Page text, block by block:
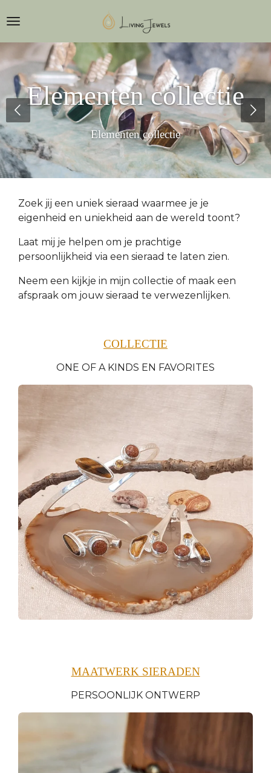
direct
naar
hoofdinhoudJouw speciale
gebeurtenis
vastgelegd in een uniek sieraad
Zoek jij een uniek sieraad waarmee je je
eigenheid en uniekheid aan de wereld toont?
Laat mij je helpen om je prachtige
persoonlijkheid via een sieraad te laten zien.
Neem een kijkje in mijn collectie of maak een
afspraak om jouw sieraad te verwezenlijken.
COLLECTIE
ONE OF A KINDS EN FAVORITES
MAATWERK SIERADEN
PERSOONLIJK ONTWERP